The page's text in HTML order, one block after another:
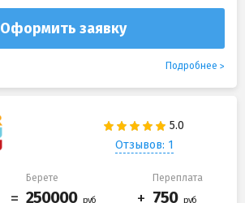
Оформить заявку
Подробнее
Отзывов: 1
Берете Переплата